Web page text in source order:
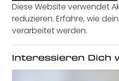
Diese Website verwendet
reduzieren. Erfahre, wie
verarbeitet werden.
Interessieren Dich